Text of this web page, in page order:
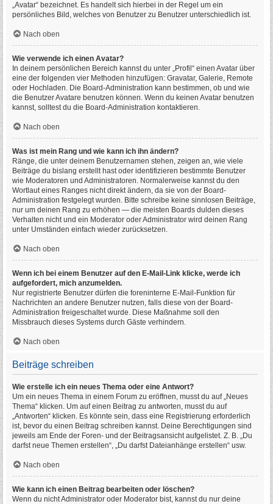
„Avatar“ bezeichnet. Es handelt sich hierbei in der Regel um ein
persönliches Bild, welches von Benutzer zu Benutzer unterschiedlich ist.
Nach oben
Wie verwende ich einen Avatar?
In deinem persönlichen Bereich kannst du unter „Profil“ einen Avatar über
eine der folgenden vier Methoden hinzufügen: Gravatar, Galerie, Remote
oder Hochladen. Die Board-Administration kann bestimmen, ob und wie
die Benutzer Avatare benutzen können. Wenn du keinen Avatar benutzen
kannst, solltest du die Board-Administration kontaktieren.
Nach oben
Was ist mein Rang und wie kann ich ihn ändern?
Ränge, die unter deinem Benutzernamen stehen, zeigen an, wie viele
Beiträge du bislang erstellt hast oder identifizieren bestimmte Benutzer
wie Moderatoren und Administratoren. Normalerweise kannst du den
Wortlaut eines Ranges nicht direkt ändern, da sie von der Board-
Administration festgelegt wurden. Bitte schreibe keine sinnlosen Beiträge,
nur um deinen Rang zu erhöhen — die meisten Boards dulden dieses
Verhalten nicht und ein Moderator oder Administrator wird deinen Rang
unter Umständen einfach wieder zurücksetzen.
Nach oben
Wenn ich bei einem Benutzer auf den E-Mail-Link klicke, werde ich
aufgefordert, mich anzumelden.
Nur registrierte Benutzer dürfen die foreninterne E-Mail-Funktion für
Nachrichten an andere Benutzer nutzen, falls diese von der Board-
Administration freigeschaltet wurde. Diese Maßnahme soll den
Missbrauch dieses Systems durch Gäste verhindern.
Nach oben
Beiträge schreiben
Wie erstelle ich ein neues Thema oder eine Antwort?
Um ein neues Thema in einem Forum zu eröffnen, musst du auf „Neues
Thema“ klicken. Um auf einen Beitrag zu antworten, musst du auf
„Antworten“ klicken. Es könnte sein, dass eine Registrierung erforderlich
ist, bevor du einen Beitrag schreiben kannst. Deine Berechtigungen sind
jeweils am Ende der Foren- und der Beitragsansicht aufgelistet. Z. B. „Du
darfst neue Themen erstellen“, „Du darfst Dateianhänge erstellen“ usw.
Nach oben
Wie kann ich einen Beitrag bearbeiten oder löschen?
Wenn du nicht Administrator oder Moderator bist, kannst du nur deine